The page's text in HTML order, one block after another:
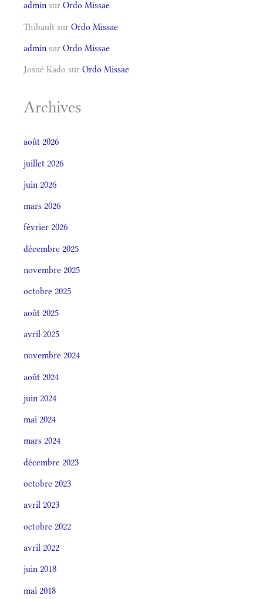
admin sur Ordo Missae
Thibault sur Ordo Missae
admin sur Ordo Missae
Josué Kado sur Ordo Missae
Archives
août 2026
juillet 2026
juin 2026
mars 2026
février 2026
décembre 2025
novembre 2025
octobre 2025
août 2025
avril 2025
novembre 2024
août 2024
juin 2024
mai 2024
mars 2024
décembre 2023
octobre 2023
avril 2023
octobre 2022
avril 2022
juin 2018
mai 2018